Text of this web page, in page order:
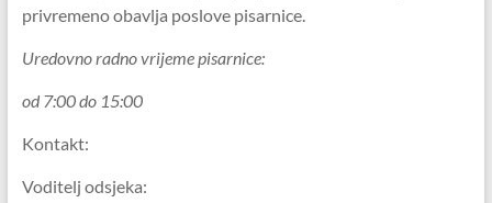
privremeno obavlja poslove pisarnice.
Uredovno radno vrijeme pisarnice:
od 7:00 do 15:00
Kontakt:
Voditelj odsjeka: